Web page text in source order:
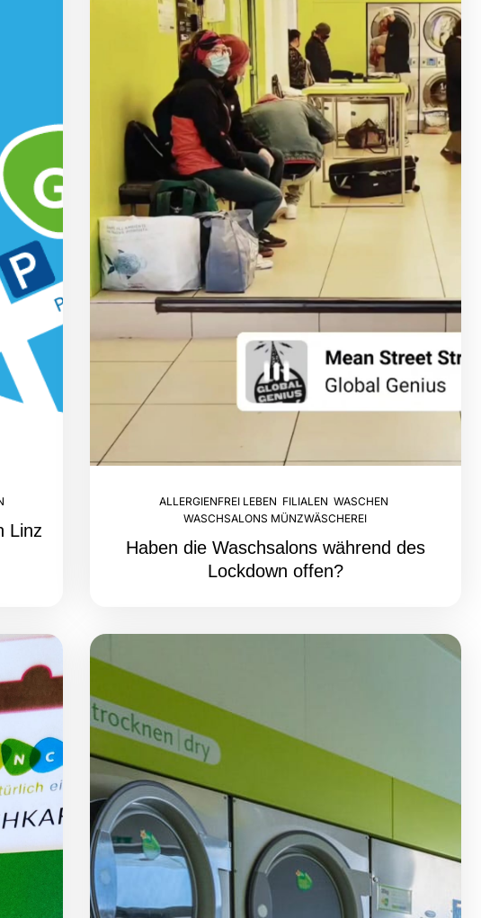
Linz
ALLERGIENFREI LEBEN FILIALEN ,WASCHEN
WASCHSALONS MÜNZWÄSCHEREI
Haben die Waschsalons während des
Lockdown offen?